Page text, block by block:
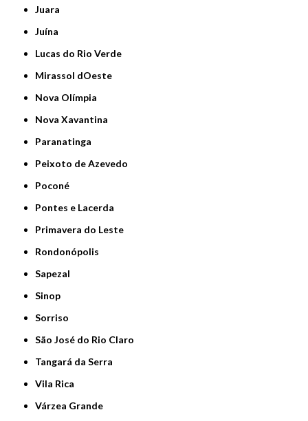
Juara
Juína
Lucas do Rio Verde
Mirassol dOeste
Nova Olímpia
Nova Xavantina
Paranatinga
Peixoto de Azevedo
Poconé
Pontes e Lacerda
Primavera do Leste
Rondonópolis
Sapezal
Sinop
Sorriso
São José do Rio Claro
Tangará da Serra
Vila Rica
Várzea Grande